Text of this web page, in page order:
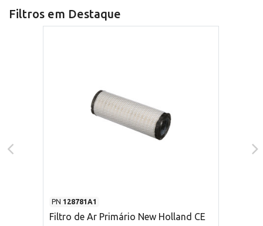
Filtros em Destaque
PN 128781A1
Filtro de Ar Primário New Holland CE